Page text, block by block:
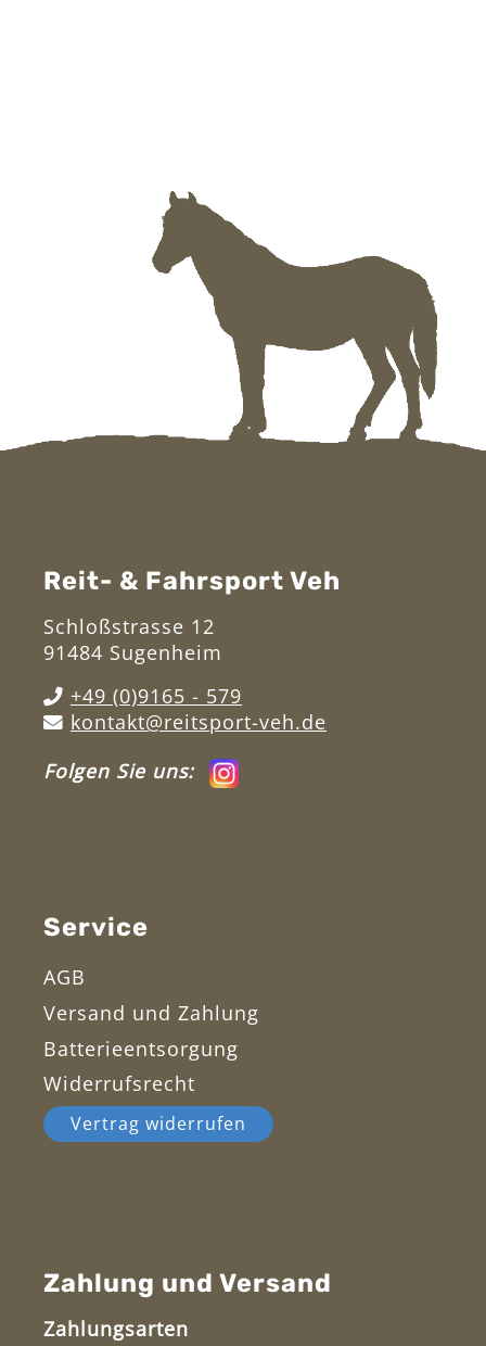
Reit- & Fahrsport Veh
Schloßstrasse 12
91484 Sugenheim
+49 (0)9165 - 579
kontakt@reitsport-veh.de
Folgen Sie uns:
Service
AGB
Versand und Zahlung
Batterieentsorgung
Widerrufsrecht
Vertrag widerrufen
Zahlung und Versand
Zahlungsarten